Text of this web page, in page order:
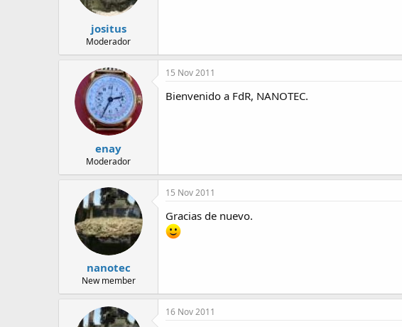
jositus
Moderador
enay
Moderador
15 Nov 2011
Bienvenido a FdR, NANOTEC.
nanotec
New member
15 Nov 2011
Gracias de nuevo.
16 Nov 2011